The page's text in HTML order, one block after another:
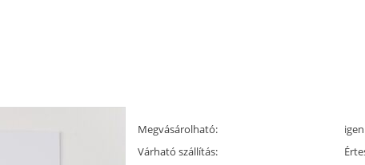
Megvásárolható:
igen
Várható szállítás: